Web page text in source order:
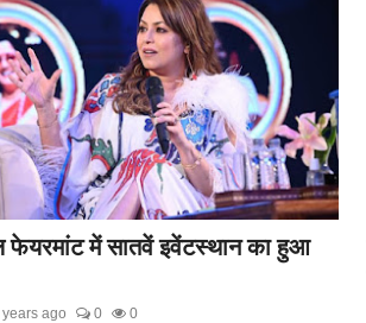
में सातवें इवेंटस्थान का हुआ
years ago 0 0